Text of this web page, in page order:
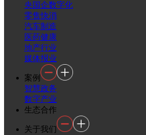
央国企数字化
零售快消
汽车制造
医药健康
地产行业
媒体报业
案例
智慧政务
数字产业
生态合作
关于我们